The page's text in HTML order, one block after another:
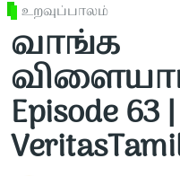
உறவுப்பாலம்
வாங்க
Episode 63